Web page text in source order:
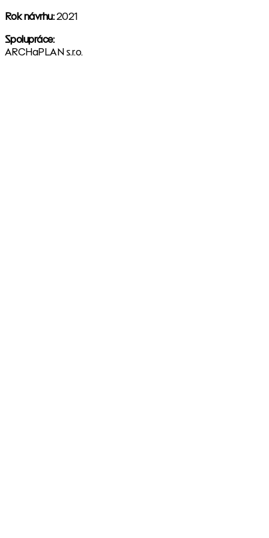
Rok návrhu:2021
Spolupráce:
ARCHaPLAN s.r.o.